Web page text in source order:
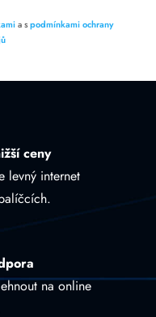
a spodmínkami ochrany
ceny
levný internet
na online